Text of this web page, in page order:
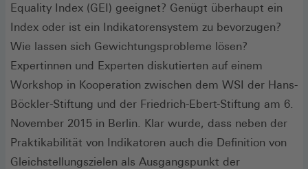
Equality Index (GEI) geeignet? Genügt überhaupt ein
Index oder ist ein Indikatorensystem zu bevorzugen?
Wie lassen sich Gewichtungsprobleme lösen?
Expertinnen und Experten diskutierten auf einem
Workshop in Kooperation zwischen dem WSI der Hans-
Böckler-Stiftung und der Friedrich-Ebert-Stiftung am 6.
November 2015 in Berlin. Klar wurde, dass neben der
Praktikabilität von Indikatoren auch die Definition von
Gleichstellungszielen als Ausgangspunkt der